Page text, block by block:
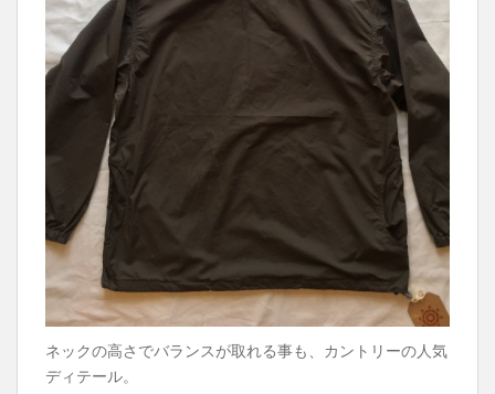
ネックの高さでバランスが取れる事も、カントリーの人気
ディテール。